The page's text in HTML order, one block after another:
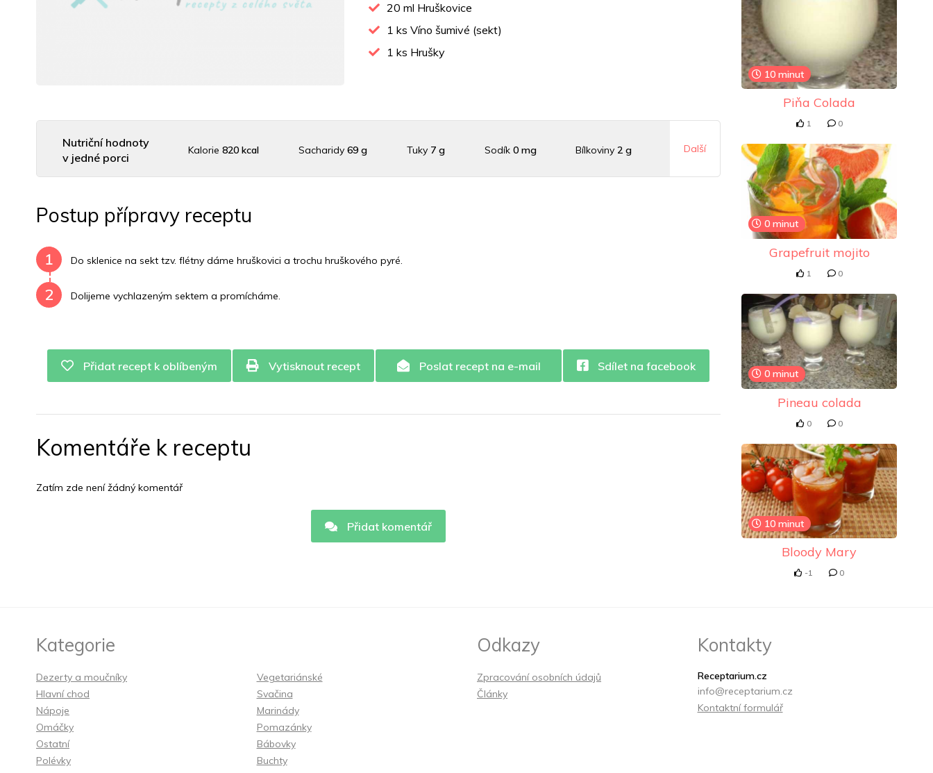
20 ml Hruškovice
1 ks Víno šumivé (sekt)
1 ks Hrušky
Nutriční hodnoty
v jedné porci
Kalorie820 kcal Sacharidy69 g Tuky 7 g Sodík 0 mg Bílkoviny2 g Další
Postup přípravy receptu
1 Do sklenice na sekt tzv. flétny dáme hruškovici a trochu hruškového pyré.
2 Dolijeme vychlazeným sektem a promícháme.
Přidat recept k oblíbeným Vytisknout recept Poslat recept na e-mail Sdílet na facebook
Komentáře k receptu
Zatím zde není žádný komentář
Přidat komentář
10 minut
Piňa Colada
1 0
0 minut
Grapefruit mojito
1 0
0 minut
Pineau colada
0 0
10 minut
Bloody Mary
-1 0
Kategorie
Dezerty a moučníky
Hlavní chod
Nápoje
Omáčky
Ostatní
Polévky
Vegetariánské
Svačina
Marinády
Pomazánky
Bábovky
Buchty
Odkazy
Zpracování osobních údajů
Články
Kontakty
Receptarium.cz
info@receptarium.cz
Kontaktní formulář